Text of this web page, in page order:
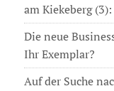
am Kiekeberg
Die neue
Ihr Exemplar?
Auf der Suche